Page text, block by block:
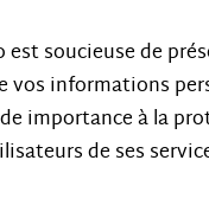
est soucieuse de
vos informations
importance à la
de ses